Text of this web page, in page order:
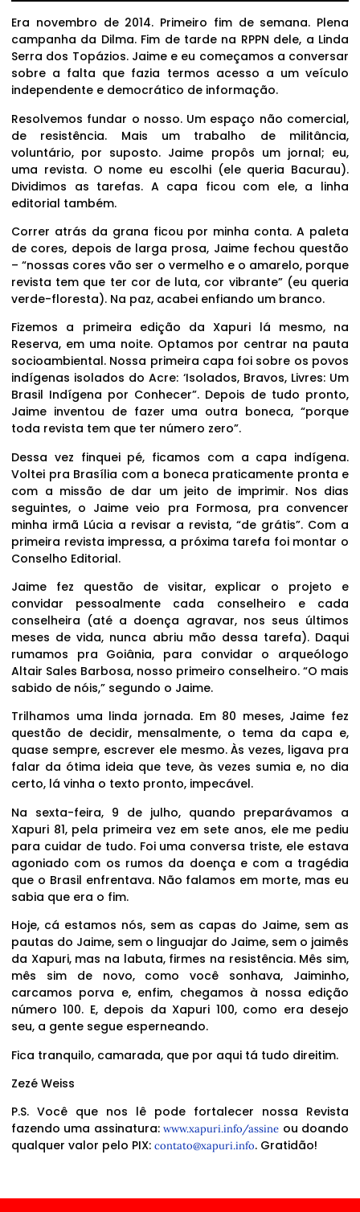
Era novembro de 2014. Primeiro fim de semana. Plena
campanha da Dilma. Fim de tarde na RPPN dele, a Linda
Serra dos Topázios. Jaime e eu começamos a conversar
sobre a falta que fazia termos acesso a um veículo
independente e democrático de informação.
Resolvemos fundar o nosso. Um espaço não comercial,
de resistência. Mais um trabalho de militância,
voluntário, por suposto. Jaime propôs um jornal; eu,
uma revista. O nome eu escolhi (ele queria Bacurau).
Dividimos as tarefas. A capa ficou com ele, a linha
editorial também.
Correr atrás da grana ficou por minha conta. A paleta
de cores, depois de larga prosa, Jaime fechou questão
– “nossas cores vão ser o vermelho e o amarelo, porque
revista tem que ter cor de luta, cor vibrante” (eu queria
verde-floresta). Na paz, acabei enfiando um branco.
Fizemos a primeira edição da Xapuri lá mesmo, na
Reserva, em uma noite. Optamos por centrar na pauta
socioambiental. Nossa primeira capa foi sobre os povos
indígenas isolados do Acre: ‘Isolados, Bravos, Livres: Um
Brasil Indígena por Conhecer”. Depois de tudo pronto,
Jaime inventou de fazer uma outra boneca, “porque
toda revista tem que ter número zero”.
Dessa vez finquei pé, ficamos com a capa indígena.
Voltei pra Brasília com a boneca praticamente pronta e
com a missão de dar um jeito de imprimir. Nos dias
seguintes, o Jaime veio pra Formosa, pra convencer
minha irmã Lúcia a revisar a revista, “de grátis”. Com a
primeira revista impressa, a próxima tarefa foi montar o
Conselho Editorial.
Jaime fez questão de visitar, explicar o projeto e
convidar pessoalmente cada conselheiro e cada
conselheira (até a doença agravar, nos seus últimos
meses de vida, nunca abriu mão dessa tarefa). Daqui
rumamos pra Goiânia, para convidar o arqueólogo
Altair Sales Barbosa, nosso primeiro conselheiro. “O mais
sabido de nóis,” segundo o Jaime.
Trilhamos uma linda jornada. Em 80 meses, Jaime fez
questão de decidir, mensalmente, o tema da capa e,
quase sempre, escrever ele mesmo. Às vezes, ligava pra
falar da ótima ideia que teve, às vezes sumia e, no dia
certo, lá vinha o texto pronto, impecável.
Na sexta-feira, 9 de julho, quando preparávamos a
Xapuri 81, pela primeira vez em sete anos, ele me pediu
para cuidar de tudo. Foi uma conversa triste, ele estava
agoniado com os rumos da doença e com a tragédia
que o Brasil enfrentava. Não falamos em morte, mas eu
sabia que era o fim.
Hoje, cá estamos nós, sem as capas do Jaime, sem as
pautas do Jaime, sem o linguajar do Jaime, sem o jaimês
da Xapuri, mas na labuta, firmes na resistência. Mês sim,
mês sim de novo, como você sonhava, Jaiminho,
carcamos porva e, enfim, chegamos à nossa edição
número 100. E, depois da Xapuri 100, como era desejo
seu, a gente segue esperneando.
Fica tranquilo, camarada, que por aqui tá tudo direitim.
Zezé Weiss
P.S. Você que nos lê pode fortalecer nossa Revista
fazendo uma assinatura:www.xapuri.info/assine ou doando
qualquer valor pelo PIX: contato@xapuri.info. Gratidão!